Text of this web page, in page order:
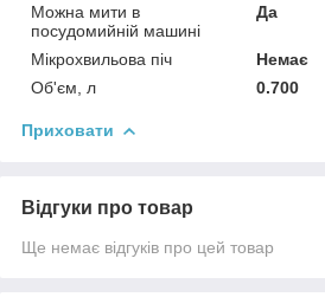
Можна мити в
посудомийній машині
Да
Мікрохвильова піч
Немає
Об'єм, л
0.700
Приховати
Відгуки про товар
Ще немає відгуків про цей товар